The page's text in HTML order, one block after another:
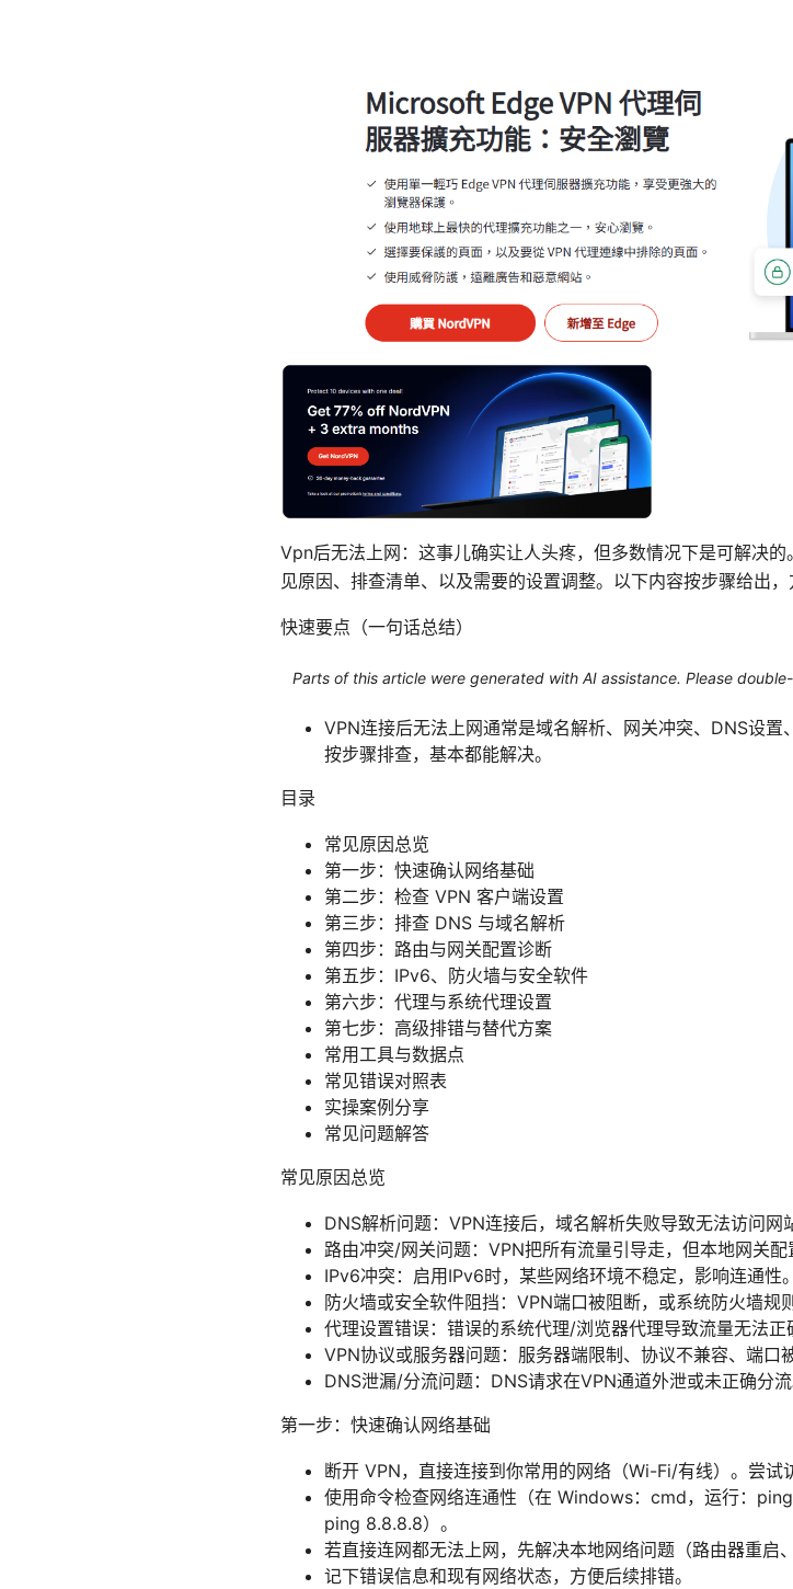
Vpn后无法上网：这事儿确实让人头疼，但多数情况下是可解决
见原因、排查清单、以及需要的设置调整。以下内容按步骤给出，
快速要点（一句话总结）
Parts of this article were generated with AI assistance. Please
VPN连接后无法上网通常是域名解析、网关冲突、DNS设置
按步骤排查，基本都能解决。
目录
常见原因总览
第一步：快速确认网络基础
第二步：检查 VPN 客户端设置
第三步：排查 DNS 与域名解析
第四步：路由与网关配置诊断
第五步：IPv6、防火墙与安全软件
第六步：代理与系统代理设置
第七步：高级排错与替代方案
常用工具与数据点
常见错误对照表
实操案例分享
常见问题解答
常见原因总览
DNS解析问题：VPN连接后，域名解析失败导致无法访问网
路由冲突/网关问题：VPN把所有流量引导走，但本地网关配
IPv6冲突：启用IPv6时，某些网络环境不稳定，影响连通性。
防火墙或安全软件阻挡：VPN端口被阻断，或系统防火墙规
代理设置错误：错误的系统代理/浏览器代理导致流量无法正
VPN协议或服务器问题：服务器端限制、协议不兼容、端口
DNS泄漏/分流问题：DNS请求在VPN通道外泄或未正确分流
第一步：快速确认网络基础
断开 VPN，直接连接到你常用的网络（Wi-Fi/有线）。尝试
使用命令检查网络连通性（在 Windows：cmd，运行：
ping 8.8.8.8）。
若直接连网都无法上网，先解决本地网络问题（路由器重启
记下错误信息和现有网络状态，方便后续排错。